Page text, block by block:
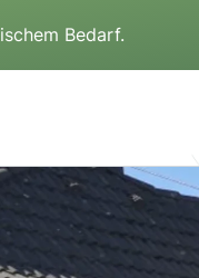
Bedarf.